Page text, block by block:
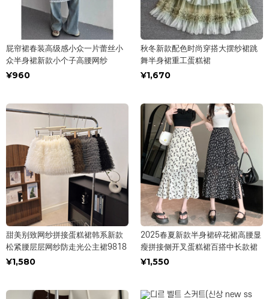
屁帘裙春装高级感小众一片蕾丝小
众半身裙新款小个子高腰网纱
¥960
秋冬新款配色时尚穿搭大摆纱裙跳
舞半身裙重工蛋糕裙
¥1,670
甜美别致网纱拼接蛋糕裙韩系新款
松紧腰层层网纱防走光公主裙9818
¥1,580
2025春夏新款半身裙碎花裙高腰显
瘦拼接侧开叉蛋糕裙百搭中长款裙
¥1,550